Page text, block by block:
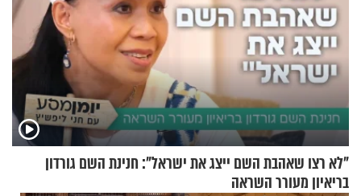
"לא רצו שאהבת השם ייצג את ישראל": חנינת השם גורדון
בריאיון מעורר השראה